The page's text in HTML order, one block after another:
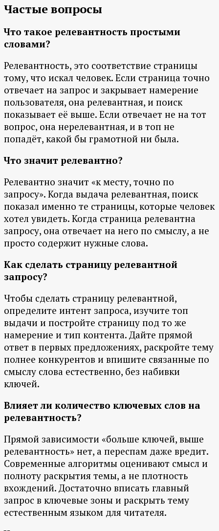
Частые вопросы
Что такое релевантность простыми
словами?
Релевантность, это соответствие страницы
тому, что искал человек. Если страница точно
отвечает на запрос и закрывает намерение
пользователя, она релевантная, и поиск
показывает её выше. Если отвечает не на тот
вопрос, она нерелевантная, и в топ не
попадёт, какой бы грамотной ни была.
Что значит релевантно?
Релевантно значит «к месту, точно по
запросу». Когда выдача релевантная, поиск
показал именно те страницы, которые человек
хотел увидеть. Когда страница релевантна
запросу, она отвечает на него по смыслу, а не
просто содержит нужные слова.
Как сделать страницу релевантной
запросу?
Чтобы сделать страницу релевантной,
определите интент запроса, изучите топ
выдачи и постройте страницу под то же
намерение и тип контента. Дайте прямой
ответ в первых предложениях, раскройте тему
полнее конкурентов и впишите связанные по
смыслу слова естественно, без набивки
ключей.
Влияет ли количество ключевых слов на
релевантность?
Прямой зависимости «больше ключей, выше
релевантность» нет, а переспам даже вредит.
Современные алгоритмы оценивают смысл и
полноту раскрытия темы, а не плотность
вхождений. Достаточно вписать главный
запрос в ключевые зоны и раскрыть тему
естественным языком для читателя.